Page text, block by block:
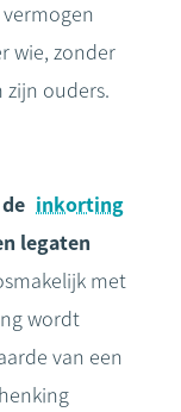
wie, zonder
ouders.
inkorting
legaten
met
wordt
van een